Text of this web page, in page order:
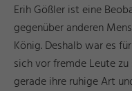
Erih Gößler ist eine
gegenüber anderen
König. Deshalb war es
sich vor fremde Leute
gerade ihre ruhige Art